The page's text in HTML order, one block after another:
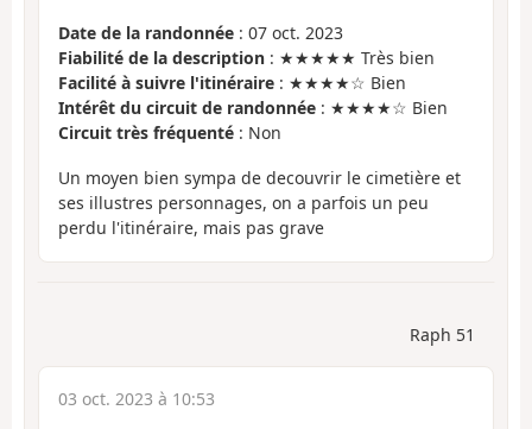
Date de la randonnée : 07 oct. 2023
Fiabilité de la description : ★★★★★ Très bien
Facilité à suivre l'itinéraire : ★★★★☆ Bien
Intérêt du circuit de randonnée : ★★★★☆ Bien
Circuit très fréquenté : Non
Un moyen bien sympa de decouvrir le cimetière et
ses illustres personnages, on a parfois un peu
perdu l'itinéraire, mais pas grave
Raph 51
03 oct. 2023 à 10:53